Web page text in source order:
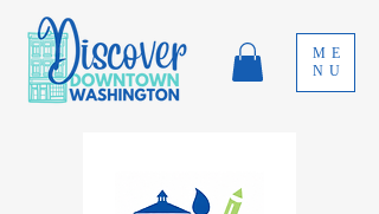
ME
NU